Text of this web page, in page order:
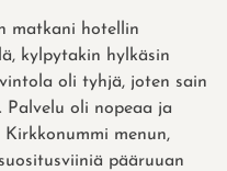
matkani hotellin
kylpytakin hylkäsin
oli tyhjä, joten sain
oli nopeaa ja
menun,
pääruuan